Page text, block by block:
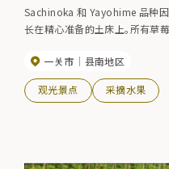
Sachinoka 和 Yayohime 品种
长在精心准备的土床上。所有草
一关市 县南地区
观光景点 采摘水果